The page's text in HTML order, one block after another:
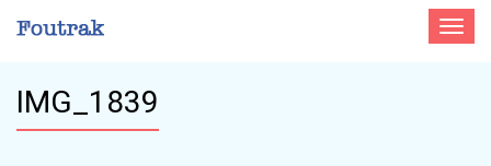
Toggle
IMG_1839